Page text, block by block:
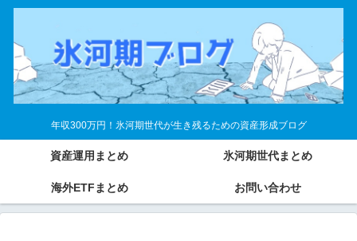
年収300万円！氷河期世代が生き残るための資産形成ブログ
資産運用まとめ 氷河期世代まとめ
海外ETFまとめ お問い合わせ